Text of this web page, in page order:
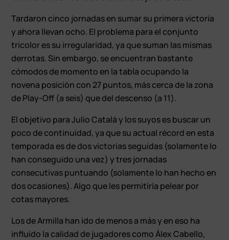
Tardaron cinco jornadas en sumar su primera victoria
y ahora llevan ocho. El problema para el conjunto
tricolor es su irregularidad, ya que suman las mismas
derrotas. Sin embargo, se encuentran bastante
cómodos de momento en la tabla ocupando la
novena posición con 27 puntos, más cerca de la zona
de Play-Off (a seis) que del descenso (a 11).
El objetivo para Julio Catalá y los suyos es buscar un
poco de continuidad, ya que su actual récord en esta
temporada es de dos victorias seguidas (solamente lo
han conseguido una vez) y tres jornadas
consecutivas puntuando (solamente lo han hecho en
dos ocasiones). Algo que les permitiría pelear por
cotas mayores.
Los de Armilla han ido de menos a más y en eso ha
influido la calidad de jugadores como Álex Cabello,